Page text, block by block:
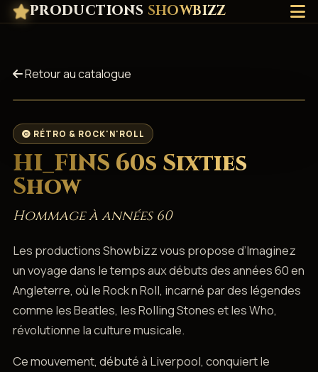
PRODUCTIONS SHOWBIZZ
Retour au catalogue
RÉTRO & ROCK'N'ROLL
HI_FINS 60s Sixties
Show
Hommage à années 60
Les productions Showbizz vous propose d’Imaginez
un voyage dans le temps aux débuts des années 60 en
Angleterre, où le Rock n Roll, incarné par des légendes
comme les Beatles, les Rolling Stones et les Who,
révolutionne la culture musicale.
Ce mouvement, débuté à Liverpool, conquiert le